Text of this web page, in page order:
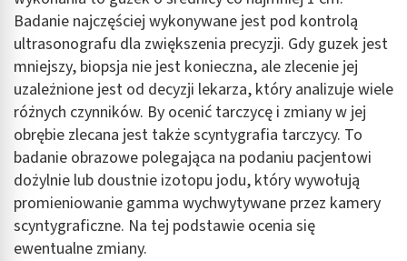
Badanie najczęściej wykonywane jest pod kontrolą
ultrasonografu dla zwiększenia precyzji. Gdy guzek jest
mniejszy, biopsja nie jest konieczna, ale zlecenie jej
uzależnione jest od decyzji lekarza, który analizuje wiele
różnych czynników. By ocenić tarczycę i zmiany w jej
obrębie zlecana jest także scyntygrafia tarczycy. To
badanie obrazowe polegająca na podaniu pacjentowi
dożylnie lub doustnie izotopu jodu, który wywołują
promieniowanie gamma wychwytywane przez kamery
scyntygraficzne. Na tej podstawie ocenia się
ewentualne zmiany.